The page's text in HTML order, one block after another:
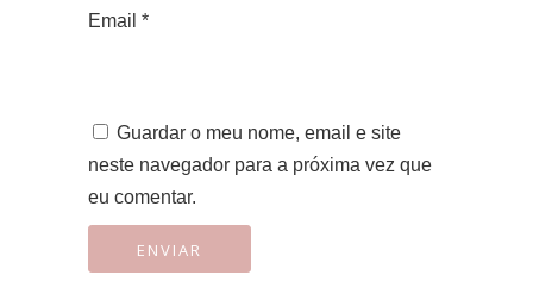
Email *
Guardar o meu nome, email e site
neste navegador para a próxima vez que
eu comentar.